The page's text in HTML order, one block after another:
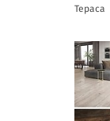
Тераса